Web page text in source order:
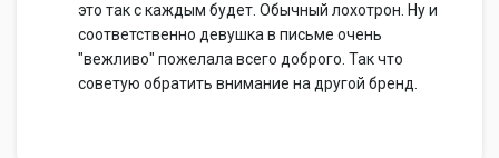
это так с каждым будет. Обычный лохотрон. Ну и
соответственно девушка в письме очень
"вежливо" пожелала всего доброго. Так что
советую обратить внимание на другой бренд.